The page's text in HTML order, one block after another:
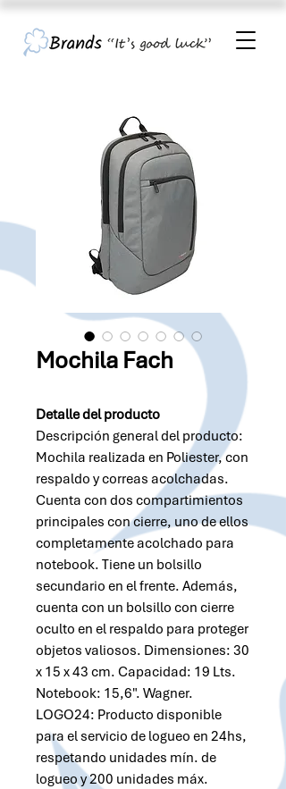
Mochila Fach
Detalle del producto
Descripción general del producto:
Mochila realizada en Poliester, con
respaldo y correas acolchadas.
Cuenta con dos compartimientos
principales con cierre, uno de ellos
completamente acolchado para
notebook. Tiene un bolsillo
secundario en el frente. Además,
cuenta con un bolsillo con cierre
oculto en el respaldo para proteger
objetos valiosos. Dimensiones: 30
x 15 x 43 cm. Capacidad: 19 Lts.
Notebook: 15,6". Wagner.
LOGO24: Producto disponible
para el servicio de logueo en 24hs,
respetando unidades mín. de
logueo y 200 unidades máx.